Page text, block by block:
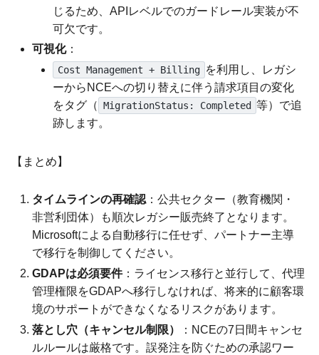
じるため、APIレベルでのガードレール実装が不
可欠です。
可視化：
Cost Management + Billing を利用し、レガシ
ーからNCEへの切り替えに伴う請求項目の変化
をタグ（ MigrationStatus: Completed 等）で追
跡します。
【まとめ】
タイムラインの再確認：公共セクター（教育機関・
非営利団体）も順次レガシー販売終了となります。
Microsoftによる自動移行に任せず、パートナー主導
で移行を制御してください。
GDAPは必須要件：ライセンス移行と並行して、代理
管理権限をGDAPへ移行しなければ、将来的に顧客環
境のサポートができなくなるリスクがあります。
落とし穴（キャンセル制限）
：NCEの7日間キャンセ
ルルールは厳格です。誤発注を防ぐための承認ワー